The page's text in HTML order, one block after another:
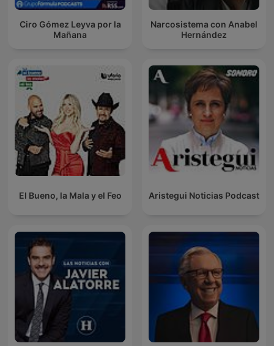
Ciro Gómez Leyva por la
Mañana
Narcosistema con Anabel
Hernández
El Bueno, la Mala y el Feo Aristegui Noticias Podcast